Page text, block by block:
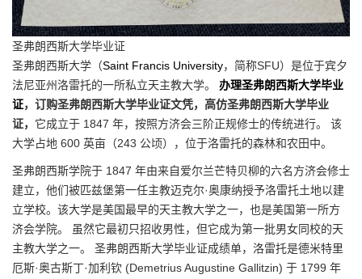
圣弗朗西斯大学毕业证
圣弗朗西斯大学（Saint Francis University，简称SFU）是位于宾夕
法尼亚州洛雷托的一所私立天主教大学。 办理圣弗朗西斯大学毕业
证，订购圣弗朗西斯大学毕业证文凭，高仿圣弗朗西斯大学毕业
证， 它成立于 1847 年，按照方济会三阶正规修士的传统进行。 该
大学占地 600 英亩（243 公顷），位于洛雷托的森林和农田中。
圣弗朗西斯学院于 1847 年由来自爱尔兰芒特贝柳的六名方济会修士
建立，他们被匹兹堡第一任主教迈克尔·奥康纳授予洛雷托土地以建
立学校。该大学是美国最早的天主教大学之一，也是美国第一所方
济会学院。 虽然它最初只招收男性，但它成为第一批男女同校的天
主教大学之一。 圣弗朗西斯大学毕业证成绩单，洛雷托是德米特里
厄斯·奥古斯丁·加利钦 (Demetrius Augustine Gallitzin) 于 1799 年